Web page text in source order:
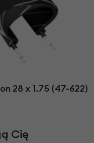
28 x 1.75 (47-622)
Cię